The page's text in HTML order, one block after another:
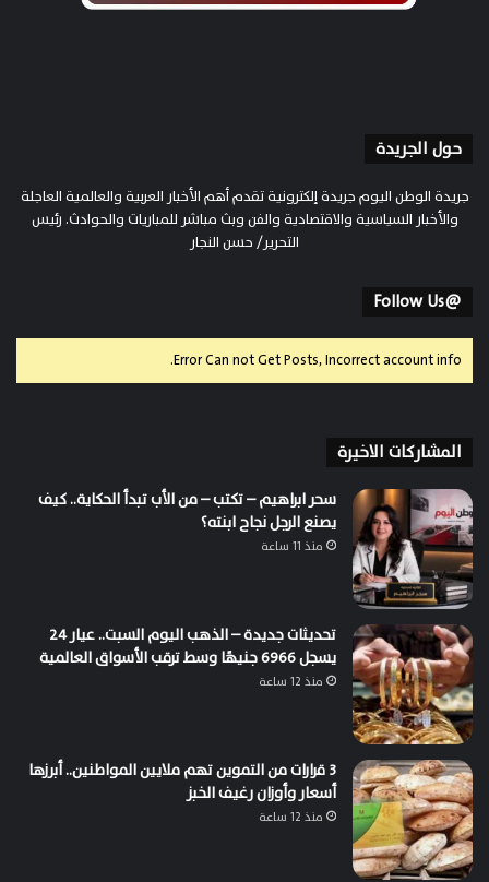
حول الجريدة
جريدة الوطن اليوم جريدة إلكترونية تقدم أهم الأخبار العربية والعالمية العاجلة
والأخبار السياسية والاقتصادية والفن وبث مباشر للمباريات والحوادث. رئيس
التحرير/ حسن النجار
@Follow Us
Error Can not Get Posts, Incorrect account info.
المشاركات الاخيرة
سحر ابراهيم – تكتب – من الأب تبدأ الحكاية.. كيف
يصنع الرجل نجاح ابنته؟
منذ 11 ساعة
تحديثات جديدة – الذهب اليوم السبت.. عيار 24
يسجل 6966 جنيهًا وسط ترقب الأسواق العالمية
منذ 12 ساعة
3 قرارات من التموين تهم ملايين المواطنين.. أبرزها
أسعار وأوزان رغيف الخبز
منذ 12 ساعة